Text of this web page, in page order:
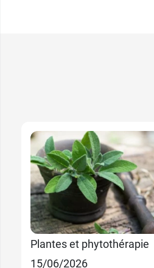
Plantes et phytothérapie
15/06/2026